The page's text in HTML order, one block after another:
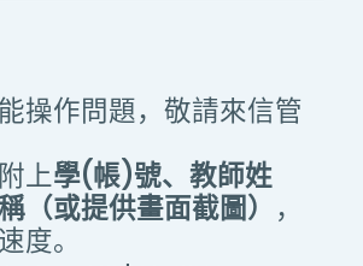
操作問題，敬請來信管
上學(帳)號、教師姓
（或提供畫面截圖） ，
度。